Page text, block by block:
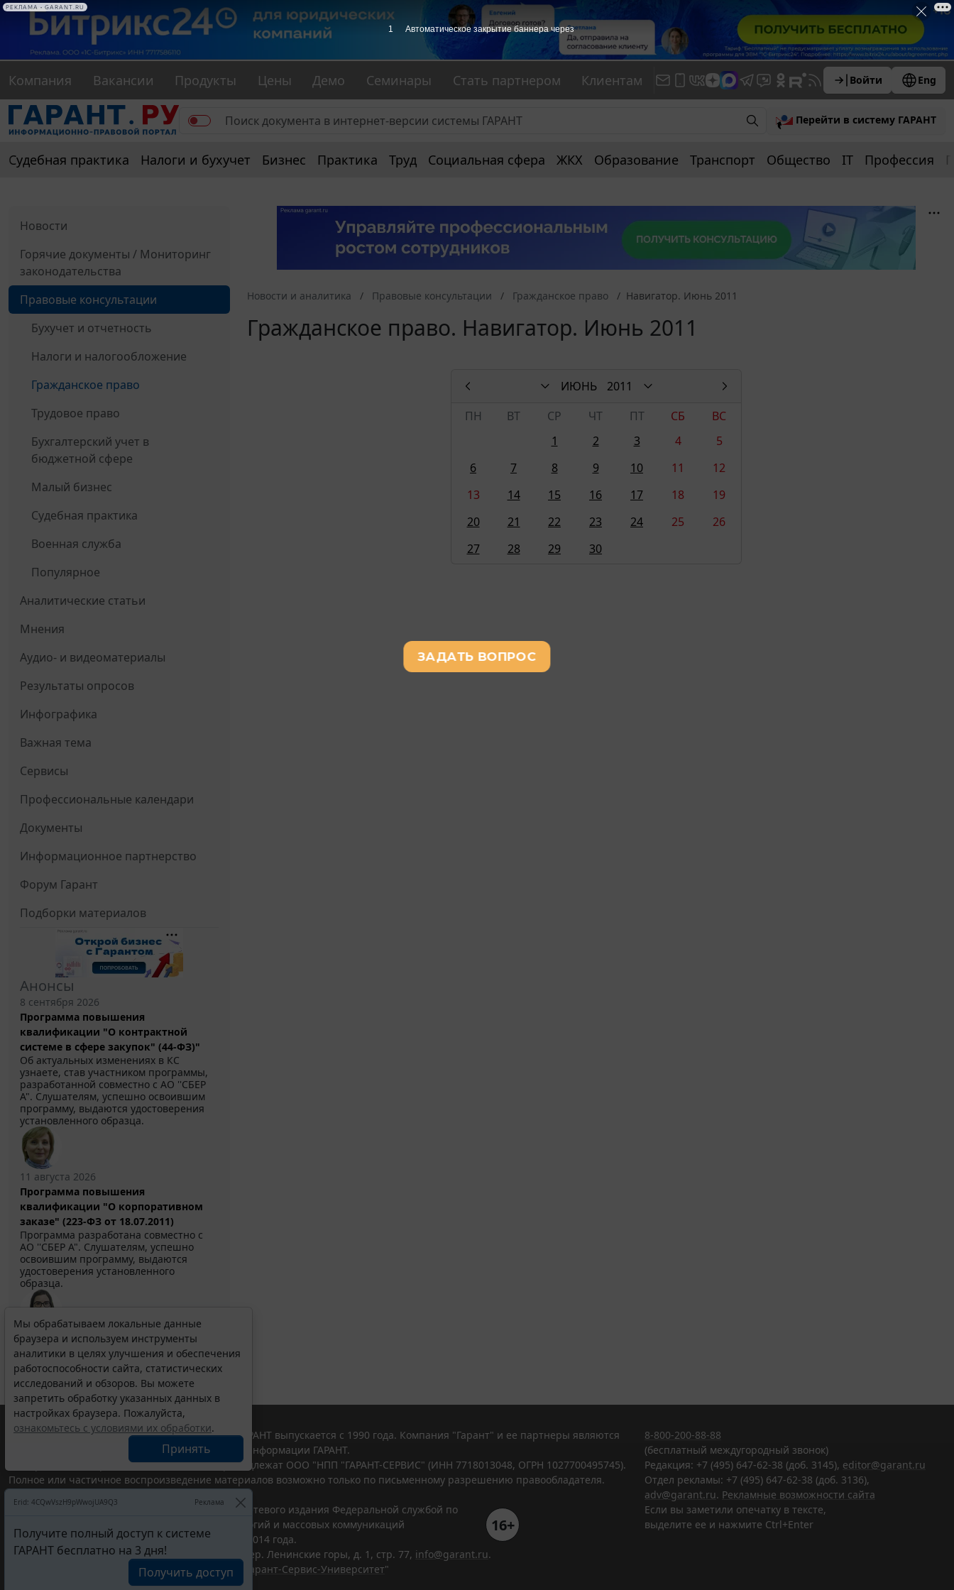
Компания Вакансии Продукты Цены Демо Семинары Стать партнером Клиентам Войти Eng
Перейти в систему ГАРАНТ
Судебная практика Налоги и бухучет Бизнес Практика Труд Социальная сфера ЖКХ Образование Транспорт Общество IT Профессия
Новости
Горячие документы / Мониторинг
законодательства
Правовые консультации
Бухучет и отчетность
Налоги и налогообложение
Гражданское право
Трудовое право
Бухгалтерский учет в
бюджетной сфере
Малый бизнес
Судебная практика
Военная служба
Популярное
Аналитические статьи
Мнения
Аудио- и видеоматериалы
Результаты опросов
Инфографика
Важная тема
Сервисы
Профессиональные календари
Документы
Информационное партнерство
Форум Гарант
Подборки материалов
Анонсы
8 сентября 2026
Программа повышения
квалификации "О контрактной
системе в сфере закупок" (44-ФЗ)"
Об актуальных изменениях в КС
узнаете, став участником программы,
разработанной совместно с АО ''СБЕР
А". Слушателям, успешно освоившим
программу, выдаются удостоверения
установленного образца.
11 августа 2026
Программа повышения
квалификации "О корпоративном
заказе" (223-ФЗ от 18.07.2011)
Программа разработана совместно с
АО ''СБЕР А". Слушателям, успешно
освоившим программу, выдаются
удостоверения установленного
образца.
Выберите тему программы повышения квалификации
для юристов ...
Новости и аналитика Правовые консультации Гражданское право Навигатор. Июнь 2011
Гражданское право. Навигатор. Июнь 2011
ИЮНЬ
2011
ПН
ВТ СР ЧТ ПТ СБ
ВС
1
2 3 4
5
6
7 8 9 10 11
12
13
14 15 16 17 18
19
20
21 22 23 24 25
26
27
28 29 30
Мы обрабатываем локальные данные
браузера и используем инструменты
аналитики в целях улучшения и обеспечения
работоспособности сайта, статистических
исследований и обзоров. Вы можете
запретить обработку указанных данных в
настройках браузера. Пожалуйста,
ознакомьтесь с условиями их обработки.
Принять
Erid: 4CQwVszH9pWwojUA9Q3 Реклама
Получите полный доступ к системе
ГАРАНТ бесплатно на 3 дня!
Получить доступ
© ООО "НПП "ГАРАНТ-СЕРВИС", 2026. Система ГАРАНТ выпускается с 1990 года. Компания "Гарант" и ее партнеры являются
участниками Российской ассоциации правовой информации ГАРАНТ.
Все права на материалы сайта ГАРАНТ.РУ принадлежат ООО "НПП "ГАРАНТ-СЕРВИС" (ИНН 7718013048, ОГРН 1027700495745).
Полное или частичное воспроизведение материалов возможно только по письменному разрешению правообладателя.
Портал ГАРАНТ.РУ зарегистрирован в качестве сетевого издания Федеральной службой по
надзору в сфере связи,информационных технологий и массовых коммуникаций
(Роскомнадзором), Эл № ФС77-58365 от 18 июня 2014 года.
16+
ООО "НПП "ГАРАНТ-СЕРВИС", 119234, г. Москва, тер. Ленинские горы, д. 1, стр. 77, info@garant.ru.
Разработчик ЭПС Система ГАРАНТ – ООО "НПП "
Гарант-Сервис-Университет"
8-800-200-88-88
(бесплатный междугородный звонок)
Редакция: +7 (495) 647-62-38 (доб. 3145), editor@garant.ru
Отдел рекламы: +7 (495) 647-62-38 (доб. 3136),
adv@garant.ru. Рекламные возможности сайта
Если вы заметили опечатку в тексте,
выделите ее и нажмите Ctrl+Enter
1 Автоматическое закрытие баннера через
РЕКЛАМА • GARANT.RU